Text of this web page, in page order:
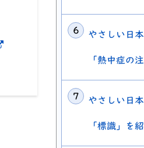
新しいウィンドウでリンクを開
やさしい日
「熱中症の注
やさしい日
「標識」を